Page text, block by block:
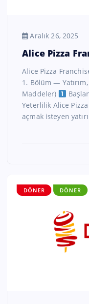
Aralık 26, 2025
Alice Pizza
Alice Pizza
1. Bölüm —
Maddeler)
Yeterlilik Alice
açmak isteyen
DÖNER DÖNER